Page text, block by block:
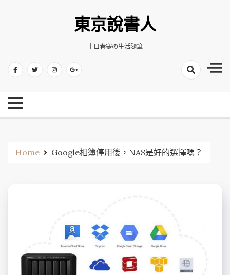
東京說書人
十日春寒の生活隨筆
Home Google相簿停用後，NAS是好的選擇嗎？